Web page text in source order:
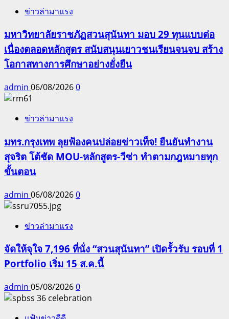
ข่าวล่ามาแรง
มหาวิทยาลัยราชภัฏสวนสุนันทา มอบ 29 ทุนแบบต่อ
เนื่องตลอดหลักสูตร สนับสนุนเยาวชนเรียนจนจบ สร้าง
โอกาสทางการศึกษาอย่างยั่งยืน
admin 06/08/20260
ข่าวล่ามาแรง
มทร.กรุงเทพ ลุยฟ้องคนปล่อยข่าวเท็จ! ยืนยันทำงาน
สุจริต โต้ชัด MOU-หลักสูตร-วีซ่า ทำตามกฎหมายทุก
ขั้นตอน
admin 06/08/20260
ข่าวล่ามาแรง
จัดให้จุใจ 7,196 ที่นั่ง “สวนสุนันทา” เปิดรั้วรับ รอบที่ 1
Portfolio เริ่ม 15 ส.ค.นี้
admin 05/08/20260